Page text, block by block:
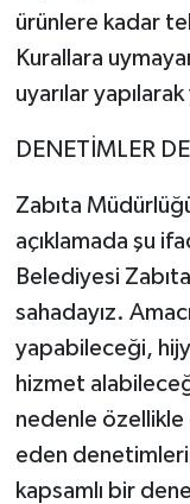
ürünlere kadar
Kurallara
uyarılar
DENETİMLER
Zabıta
açıklamada şu
Belediyesi
sahadayız.
yapabileceği,
hizmet
nedenle özellikle
eden
kapsamlı bir